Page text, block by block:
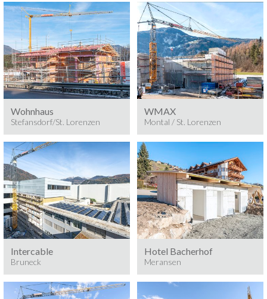
Wohnhaus
Stefansdorf/St. Lorenzen
Stefansdorf, St. Lorenzen
Baumeisterarbeiten 2025
WMAX
Montal / St. Lorenzen
Baumeisterarbeiten 2025
MONTAL / ST. LORENZEN
Intercable
Bruneck
Baumeisterarbeiten 2025
Treppenturm
BRUNECK
Hotel Bacherhof
Meransen
Baumeisterarbeiten 2025
MERANSEN